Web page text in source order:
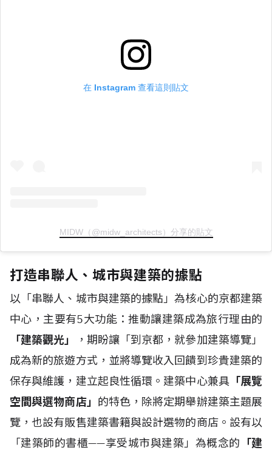
在 Instagram 查看這則貼文
MIDW（@midw_architects）分享的貼文
打造串聯人、城市與建築的據點
以「串聯人、城市與建築的據點」為核心的京都建築
中心，主要有5大功能：推動讓建築成為旅行理由的
「建築觀光」
，期盼讓「到京都，就參加建築導覽」
成為新的旅遊方式，並將導覽收入回饋到珍貴建築的
保存與維護，建立起良性循環。建築中心兼具「展覽
空間與選物商店」 的特色，除將定期舉辦建築主題展
覽，也設有販售建築書籍與設計選物的商店。設有以
「建築師的書櫃——享受城市與建築」為概念的 「建